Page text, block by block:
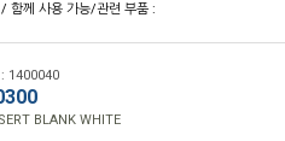
함께 사용 가능/관련 부품 :
: 1400040
BLANK WHITE